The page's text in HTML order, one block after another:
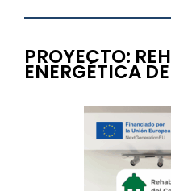
PROYECTO:
ENERGÉTICA